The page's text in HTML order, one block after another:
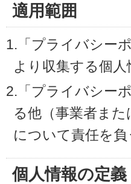
適用範囲
1.「プライバシー
より収集する個
2.「プライバシー
る他（事業者ま
について責任を
個人情報の定義